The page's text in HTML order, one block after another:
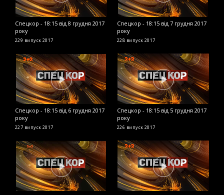
Спецкор - 18:15 від 8 грудня 2017
року
229 випуск 2017
Спецкор - 18:15 від 7 грудня 2017
року
228 випуск 2017
Спецкор - 18:15 від 6 грудня 2017
року
227 випуск 2017
Спецкор - 18:15 від 5 грудня 2017
року
226 випуск 2017